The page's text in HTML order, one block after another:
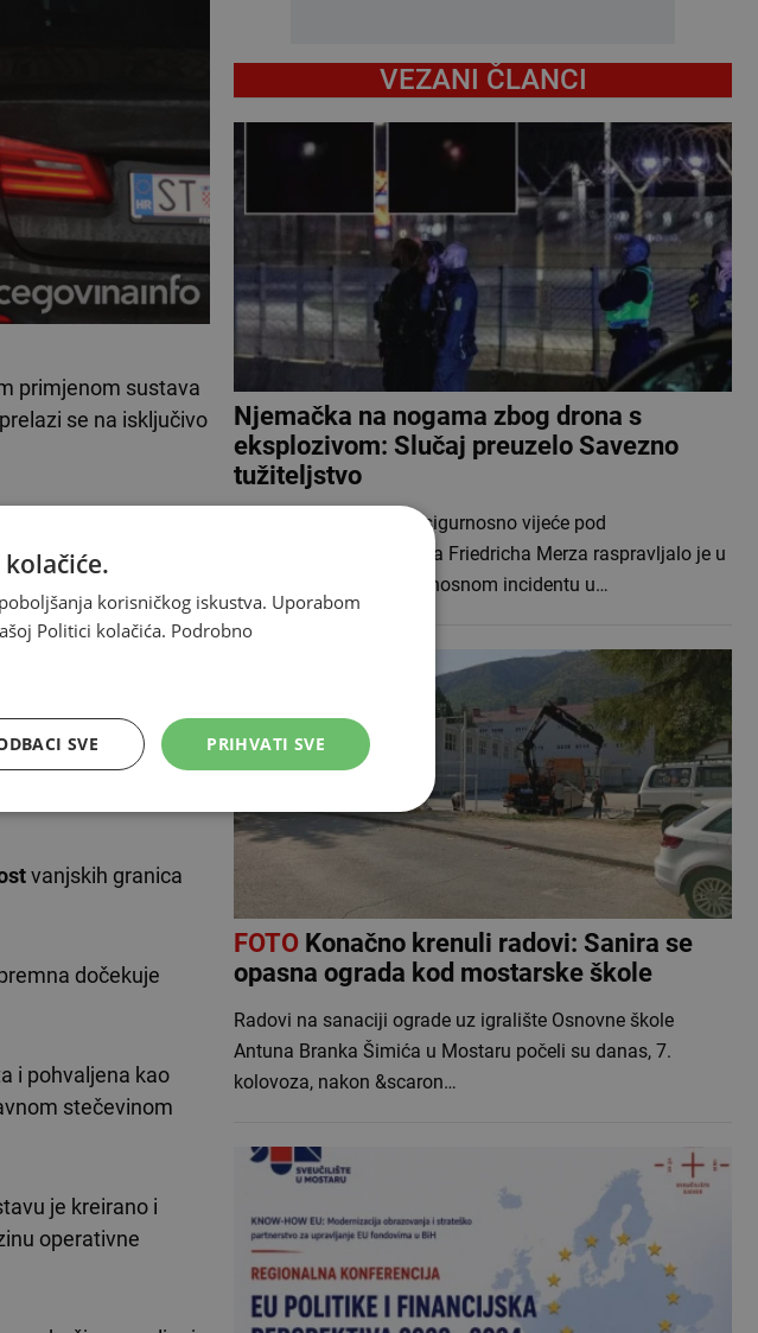
primjenom sustava
se na isključivo
o ulascima i
te eventualna
automatiziranog
vanjskih granica
dočekuje
i pohvaljena kao
stečevinom
je kreirano i
operativne
VEZANI ČLANCI
Njemačka na nogama zbog drona s
eksplozivom: Slučaj preuzelo Savezno
tužiteljstvo
Njemačko Nacionalno sigurnosno vijeće pod
predsjedanjem kancelara Friedricha Merza raspravljalo je u
petak o ozbiljnom sigurnosnom incidentu u…
FOTOKonačno krenuli radovi: Sanira se
opasna ograda kod mostarske škole
Radovi na sanaciji ograde uz igralište Osnovne škole
Antuna Branka Šimića u Mostaru počeli su danas, 7.
kolovoza, nakon &scaron…
korisničkog iskustva. Uporabom
Politici kolačića. Podrobno
PRIHVATI SVE
SVE